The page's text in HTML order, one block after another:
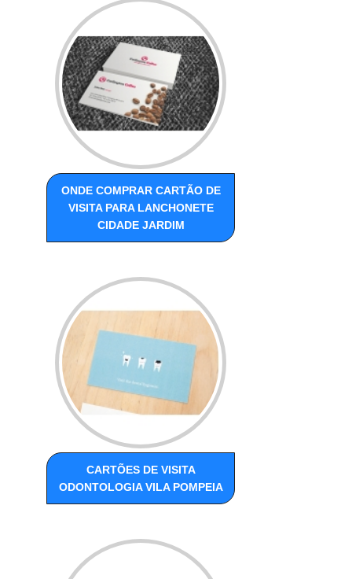
ONDE COMPRAR CARTÃO DE
VISITA PARA LANCHONETE
CIDADE JARDIM
CARTÕES DE VISITA
ODONTOLOGIA VILA POMPEIA